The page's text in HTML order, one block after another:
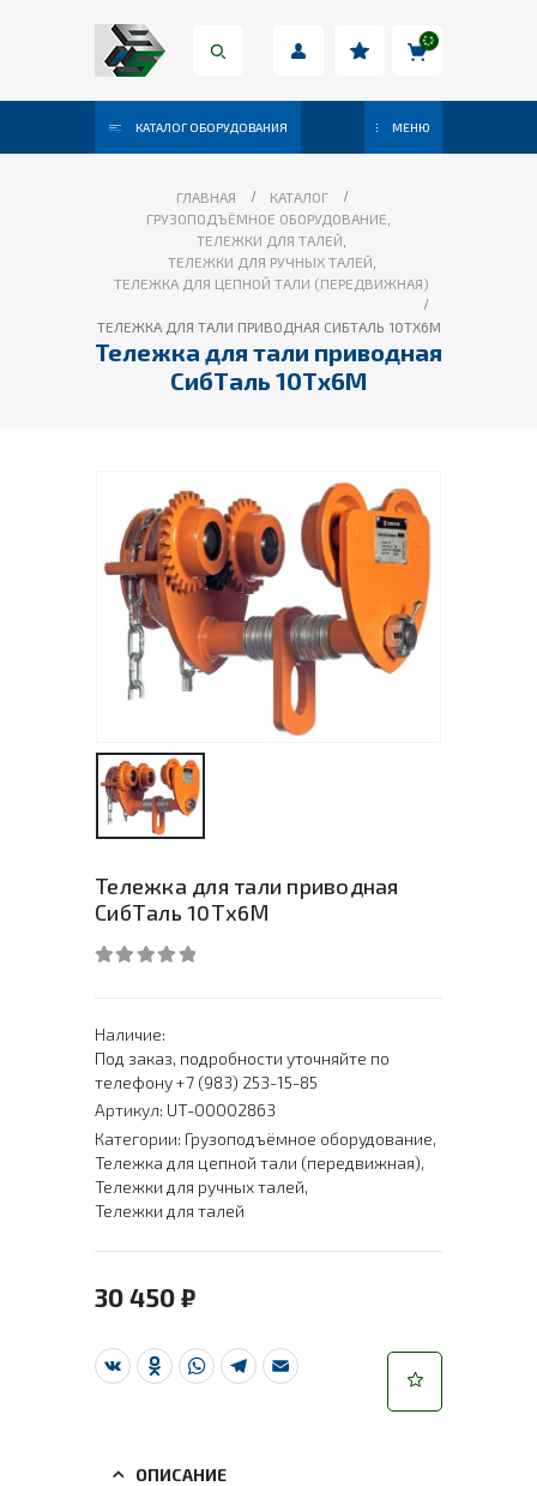
КАТАЛОГ ОБОРУДОВАНИЯ МЕНЮ
ГЛАВНАЯ
КАТАЛОГ
ГРУЗОПОДЪЁМНОЕ ОБОРУДОВАНИЕ
ТЕЛЕЖКИ ДЛЯ ТАЛЕЙ
ТЕЛЕЖКИ ДЛЯ РУЧНЫХ ТАЛЕЙ
ТЕЛЕЖКА ДЛЯ ЦЕПНОЙ ТАЛИ (ПЕРЕДВИЖНАЯ)
ТЕЛЕЖКА ДЛЯ ТАЛИ ПРИВОДНАЯ СИБТАЛЬ 10ТХ6М
Тележка для тали приводная
СибТаль 10Тх6М
Тележка для тали приводная
СибТаль 10Тх6М
Наличие:
Под заказ, подробности уточняйте по
телефону +7 (983) 253-15-85
Артикул: UT-00002863
Категории: Грузоподъёмное оборудование,
Тележка для цепной тали (передвижная),
Тележки для ручных талей,
Тележки для талей
30 450 ₽
VK Odnoklassniki
WhatsApp
Telegram
Email
ОПИСАНИЕ